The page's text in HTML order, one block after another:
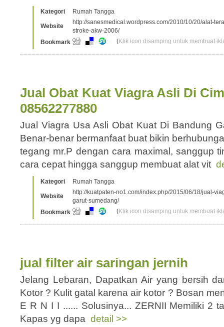
Kategori Rumah Tangga
Website
http://sanesmedical.wordpress.com/2010/10/20/alat-
stroke-akw-2006/
Bookmark
(Klik icon disamping untuk membuat
Jual Obat Kuat Viagra Asli Di
08562277880
Jual Viagra Usa Asli Obat Kuat Di Bandung
Benar-benar bermanfaat buat bikin
tegang mr.P dengan cara maximal, sanggup
cara cepat hingga sanggup membuat alat vit
Kategori Rumah Tangga
Website
http://kuatpaten-no1.com/index.php/2015/06/18/jual-
garut-sumedang/
Bookmark
(Klik icon disamping untuk membuat
jual filter air saringan jernih
Jelang Lebaran, Dapatkan Air yang bersih
Kotor ? Kulit gatal karena air kotor ? Bosan
E R N I I ...... Solusinya... ZERNII Memiliki 2
Kapas yg dapa detail >>